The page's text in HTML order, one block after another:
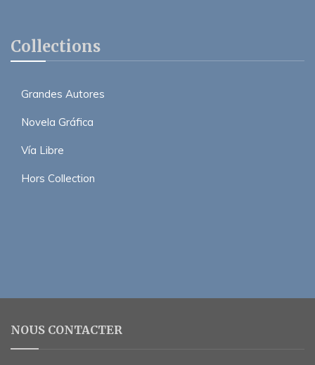
Collections
Grandes Autores
Novela Gráfica
Vía Libre
Hors Collection
NOUS CONTACTER